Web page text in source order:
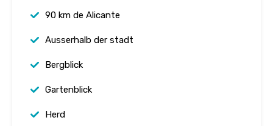
90 km de Alicante
Ausserhalb der stadt
Bergblick
Gartenblick
Herd